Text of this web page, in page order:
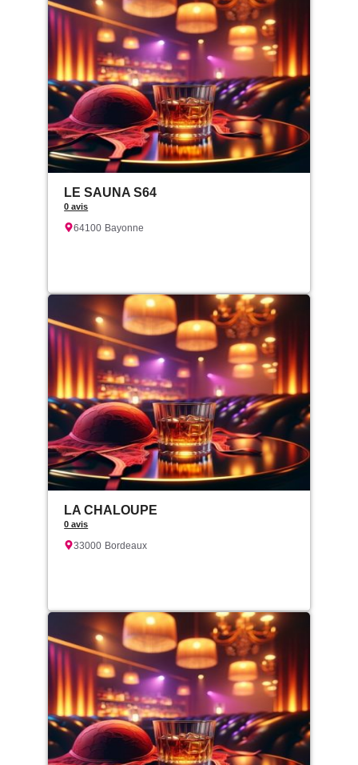
LE SAUNA S64
0 avis
64100 Bayonne
LA CHALOUPE
0 avis
33000 Bordeaux